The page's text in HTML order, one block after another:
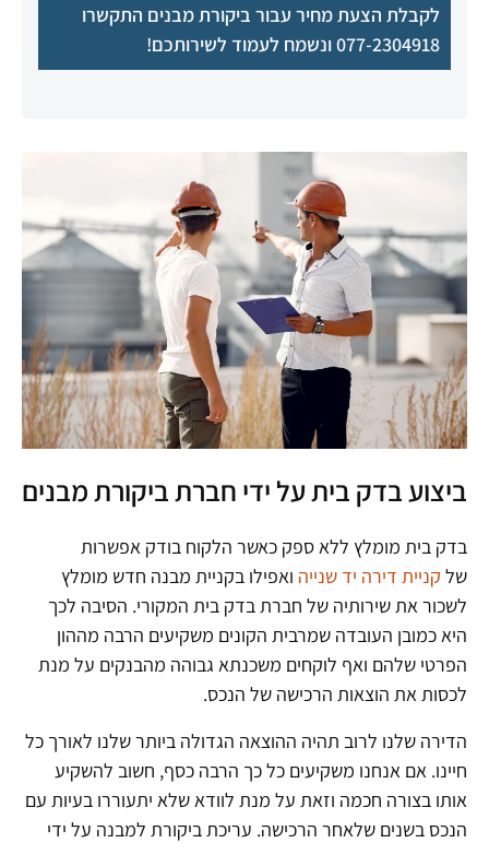
לקבלת הצעת מחיר עבור ביקורת מבנים התקשרו
077-2304918ונשמח לעמוד לשירותכם!
ביצוע בדק בית על ידי חברת ביקורת מבנים
בדק בית מומלץ ללא ספק כאשר הלקוח בודק אפשרות
שלקניית דירה יד שנייהואפילו בקניית מבנה חדש מומלץ
לשכור את שירותיה של חברת בדק בית המקורי. הסיבה לכך
היא כמובן העובדה שמרבית הקונים משקיעים הרבה מההון
הפרטי שלהם ואף לוקחים משכנתא גבוהה מהבנקים על מנת
לכסות את הוצאות הרכישה של הנכס.
הדירה שלנו לרוב תהיה ההוצאה הגדולה ביותר שלנו לאורך כל
חיינו. אם אנחנו משקיעים כל כך הרבה כסף, חשוב להשקיע
אותו בצורה חכמה וזאת על מנת לוודא שלא יתעוררו בעיות עם
הנכס בשנים שלאחר הרכישה. עריכת ביקורת למבנה על ידי